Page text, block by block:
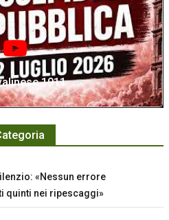
1911
«Nessun errore
quinti nei ripescaggi»